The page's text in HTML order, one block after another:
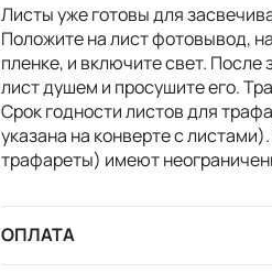
Листы уже готовы для
Положите на лист фотовывод,
пленке, и включите свет.
лист душем и просушите его.
Срок годности листов для
указана на конверте с
трафареты) имеют
ОПЛАТА